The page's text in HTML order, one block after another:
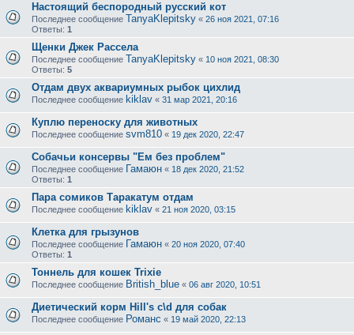
Настоящий беспородный русский кот
Последнее сообщение TanyaKlepitsky « 26 ноя 2021, 07:16
Ответы: 1
Щенки Джек Рассела
Последнее сообщение TanyaKlepitsky « 10 ноя 2021, 08:30
Ответы: 5
Отдам двух аквариумных рыбок цихлид
Последнее сообщение kiklav « 31 мар 2021, 20:16
Куплю переноску для животных
Последнее сообщение svm810 « 19 дек 2020, 22:47
Собачьи консервы "Ем без проблем"
Последнее сообщение Гамаюн « 18 дек 2020, 21:52
Ответы: 1
Пара сомиков Таракатум отдам
Последнее сообщение kiklav « 21 ноя 2020, 03:15
Клетка для грызунов
Последнее сообщение Гамаюн « 20 ноя 2020, 07:40
Ответы: 1
Тоннель для кошек Trixie
Последнее сообщение British_blue « 06 авг 2020, 10:51
Диетический корм Hill's c\d для собак
Последнее сообщение Романс « 19 май 2020, 22:13